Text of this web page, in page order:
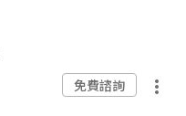
免費諮詢